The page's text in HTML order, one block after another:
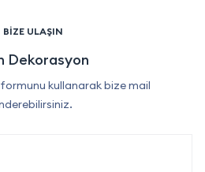
BİZE ULAŞIN
Dekorasyon
kullanarak bize mail